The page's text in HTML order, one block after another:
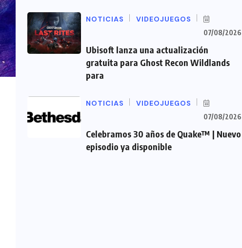
NOTICIAS VIDEOJUEGOS
07/08/2026
Ubisoft lanza una actualización
gratuita para Ghost Recon Wildlands
para
NOTICIAS VIDEOJUEGOS
07/08/2026
Celebramos 30 años de Quake™ | Nuevo
episodio ya disponible